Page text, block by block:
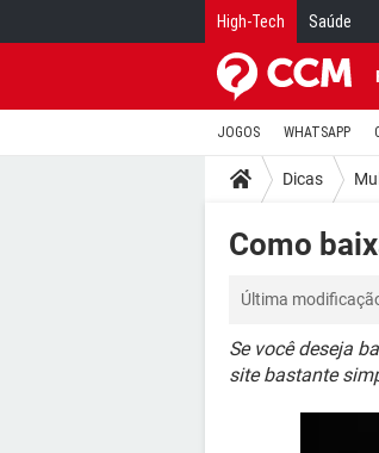
High-Tech Saúde
JOGOS WHATSAPP
Dicas
Como
Última
Se você deseja
site bastante